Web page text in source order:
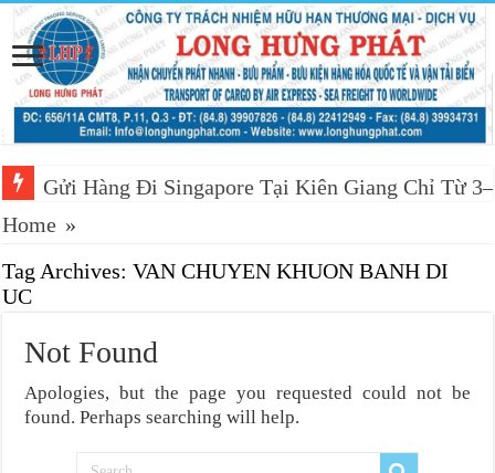
Gửi Hàng Đi Singapore Tại Kiên Giang Chỉ Từ
Home »
Tag Archives:VAN CHUYEN KHUON BANH DI
UC
Not Found
Apologies, but the page you requested could not be
found. Perhaps searching will help.